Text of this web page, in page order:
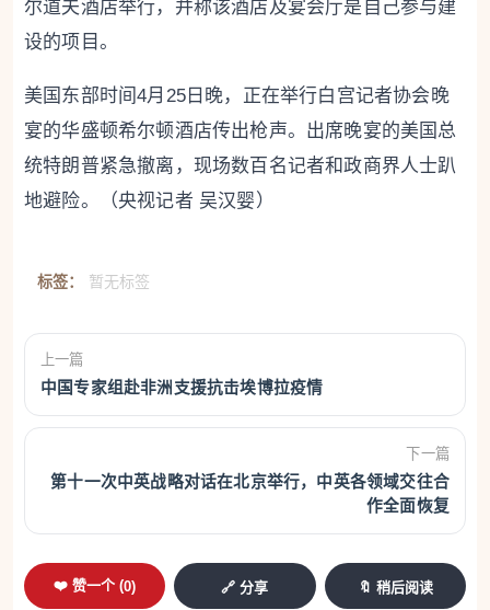
尔道夫酒店举行，并称该酒店及宴会厅是自己参与建
设的项目。
美国东部时间4月25日晚，正在举行白宫记者协会晚
宴的华盛顿希尔顿酒店传出枪声。出席晚宴的美国总
统特朗普紧急撤离，现场数百名记者和政商界人士趴
地避险。（央视记者 吴汉婴）
标签： 暂无标签
上一篇
中国专家组赴非洲支援抗击埃博拉疫情
下一篇
第十一次中英战略对话在北京举行，中英各领域交往合
作全面恢复
❤️ 赞一个 (0) 🔗 分享 🔖 稍后阅读